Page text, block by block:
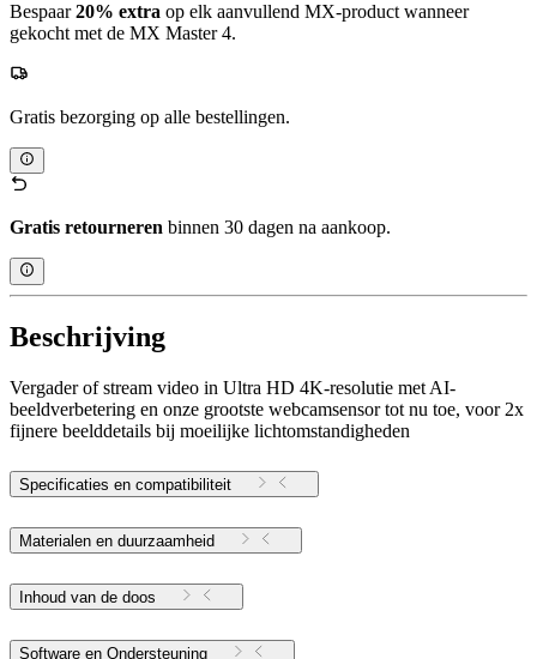
Bespaar20% extra op elk aanvullend MX-product wanneer
gekocht met de MX Master 4.
Gratis bezorging op alle bestellingen.
Gratis retourneren binnen 30 dagen na aankoop.
Beschrijving
Vergader of stream video in Ultra HD 4K-resolutie met AI-
beeldverbetering en onze grootste webcamsensor tot nu toe, voor 2x
fijnere beelddetails bij moeilijke lichtomstandigheden
Specificaties en compatibiliteit
Materialen en duurzaamheid
Inhoud van de doos
Software en Ondersteuning